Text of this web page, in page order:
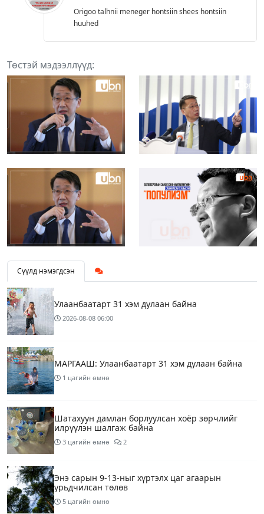
Origoo talhnii meneger hontsiin shees hontsiin
huuhed
Төстэй мэдээллүүд:
Сүүлд нэмэгдсэн
Улаанбаатарт 31 хэм дулаан байна
2026-08-08 06:00
МАРГААШ: Улаанбаатарт 31 хэм дулаан байна
1 цагийн өмнө
Шатахуун дамлан борлуулсан хоёр зөрчлийг
илрүүлэн шалгаж байна
3 цагийн өмнө 2
Энэ сарын 9-13-ныг хүртэлх цаг агаарын
урьдчилсан төлөв
5 цагийн өмнө